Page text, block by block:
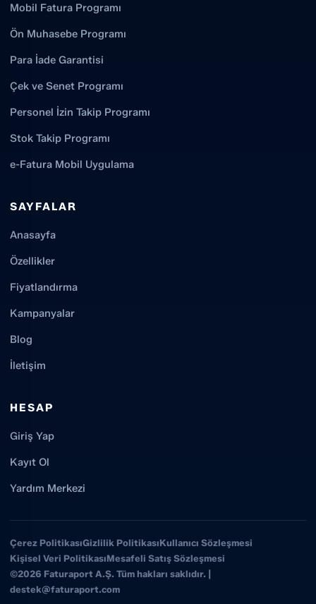
Mobil Fatura Programı
Ön Muhasebe Programı
Para İade Garantisi
Çek ve Senet Programı
Personel İzin Takip Programı
Stok Takip Programı
e-Fatura Mobil Uygulama
SAYFALAR
Anasayfa
Özellikler
Fiyatlandırma
Kampanyalar
Blog
İletişim
HESAP
Giriş Yap
Kayıt Ol
Yardım Merkezi
Çerez PolitikasıGizlilik PolitikasıKullanıcı Sözleşmesi
Kişisel Veri PolitikasıMesafeli Satış Sözleşmesi
©2026 Faturaport A.Ş. Tüm hakları saklıdır. |
destek@faturaport.com